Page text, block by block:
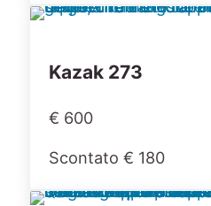
Kazak 273
€ 600
Scontato € 180